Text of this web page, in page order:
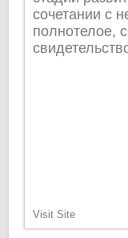
сочетании с
полнотелое,
Visit Site